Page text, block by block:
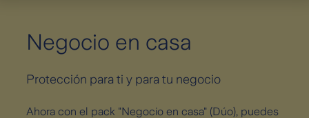
Negocio en casa
Protección para ti y para tu negocio
Ahora con el pack "Negocio en casa" (Dúo), puedes